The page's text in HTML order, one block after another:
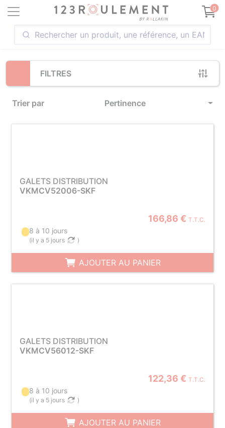
0
FILTRES
Trier par Pertinence
Loading...
GALETS DISTRIBUTION
VKMCV52006-SKF
166,86 € T.T.C.
8 à 10 jours
(il y a 5 jours )
AJOUTER AU PANIER
GALETS DISTRIBUTION
VKMCV56012-SKF
122,36 € T.T.C.
8 à 10 jours
(il y a 5 jours )
AJOUTER AU PANIER